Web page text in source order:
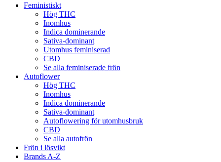
Feministiskt
Hög THC
Inomhus
Indica dominerande
Sativa-dominant
Utomhus feminiserad
CBD
Se alla feminiserade frön
Autoflower
Hög THC
Inomhus
Indica dominerande
Sativa-dominant
Autoflowering för utomhusbruk
CBD
Se alla autofrön
Frön i lösvikt
Brands A-Z